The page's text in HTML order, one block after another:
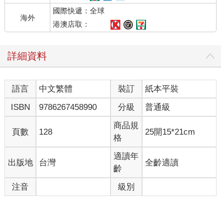
海外
國際快遞：全球
港澳店取：
詳細資料
語言 中文繁體 裝訂
紙本平裝
ISBN
9786267458990 分級 普通級
頁數 128
商品規
格
25開15*21cm
出版地 台灣
適讀年
齡
全齡適讀
注音 級別